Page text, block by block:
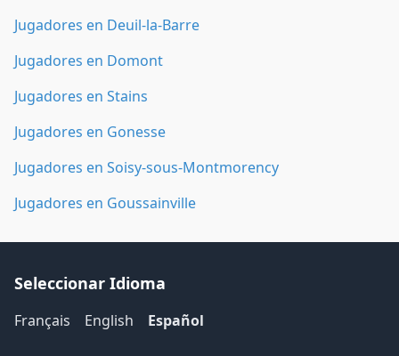
Jugadores en Deuil-la-Barre
Jugadores en Domont
Jugadores en Stains
Jugadores en Gonesse
Jugadores en Soisy-sous-Montmorency
Jugadores en Goussainville
Seleccionar Idioma
Français English Español